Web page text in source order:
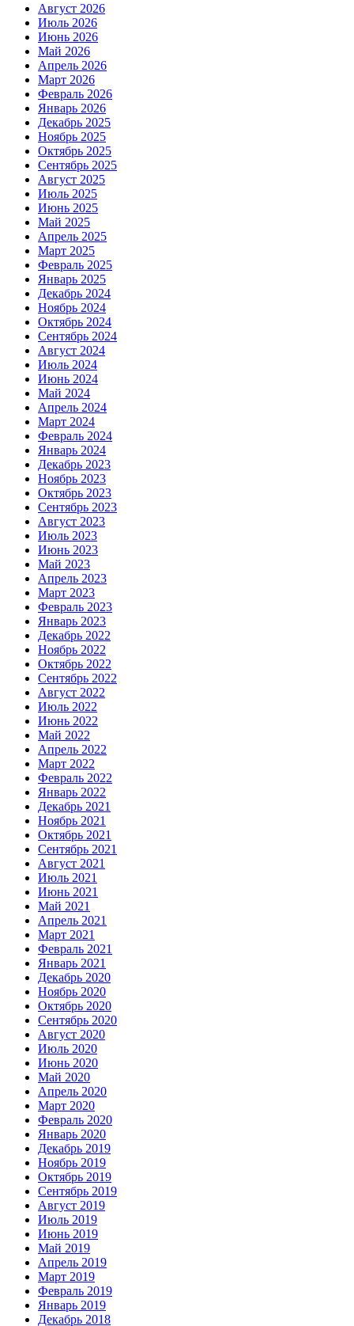
Август 2026
Июль 2026
Июнь 2026
Май 2026
Апрель 2026
Март 2026
Февраль 2026
Январь 2026
Декабрь 2025
Ноябрь 2025
Октябрь 2025
Сентябрь 2025
Август 2025
Июль 2025
Июнь 2025
Май 2025
Апрель 2025
Март 2025
Февраль 2025
Январь 2025
Декабрь 2024
Ноябрь 2024
Октябрь 2024
Сентябрь 2024
Август 2024
Июль 2024
Июнь 2024
Май 2024
Апрель 2024
Март 2024
Февраль 2024
Январь 2024
Декабрь 2023
Ноябрь 2023
Октябрь 2023
Сентябрь 2023
Август 2023
Июль 2023
Июнь 2023
Май 2023
Апрель 2023
Март 2023
Февраль 2023
Январь 2023
Декабрь 2022
Ноябрь 2022
Октябрь 2022
Сентябрь 2022
Август 2022
Июль 2022
Июнь 2022
Май 2022
Апрель 2022
Март 2022
Февраль 2022
Январь 2022
Декабрь 2021
Ноябрь 2021
Октябрь 2021
Сентябрь 2021
Август 2021
Июль 2021
Июнь 2021
Май 2021
Апрель 2021
Март 2021
Февраль 2021
Январь 2021
Декабрь 2020
Ноябрь 2020
Октябрь 2020
Сентябрь 2020
Август 2020
Июль 2020
Июнь 2020
Май 2020
Апрель 2020
Март 2020
Февраль 2020
Январь 2020
Декабрь 2019
Ноябрь 2019
Октябрь 2019
Сентябрь 2019
Август 2019
Июль 2019
Июнь 2019
Май 2019
Апрель 2019
Март 2019
Февраль 2019
Январь 2019
Декабрь 2018